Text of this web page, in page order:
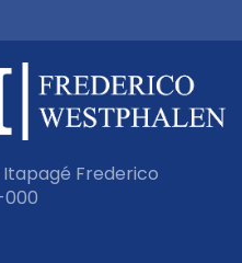
Itapagé Frederico
000